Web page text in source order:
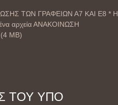
ΤΩΝ ΓΡΑΦΕΙΩΝ Α7 ΚΑΙ Ε8 * Η
αρχεία ΑΝΑΚΟΙΝΩΣΗ
MB)
ΤΟΥ ΥΠΟ